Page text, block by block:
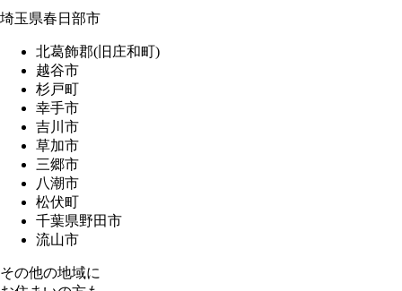
埼玉県春日部市
北葛飾郡(旧庄和町)
越谷市
杉戸町
幸手市
吉川市
草加市
三郷市
八潮市
松伏町
千葉県野田市
流山市
その他の地域に